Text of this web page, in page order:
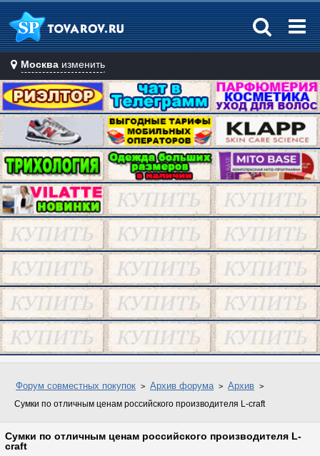
Москва изменить
Форум совместных покупок Архив форума Архив
Сумки по отличным ценам российского производителя L-craft
Сумки по отличным ценам российского производителя L-
craft